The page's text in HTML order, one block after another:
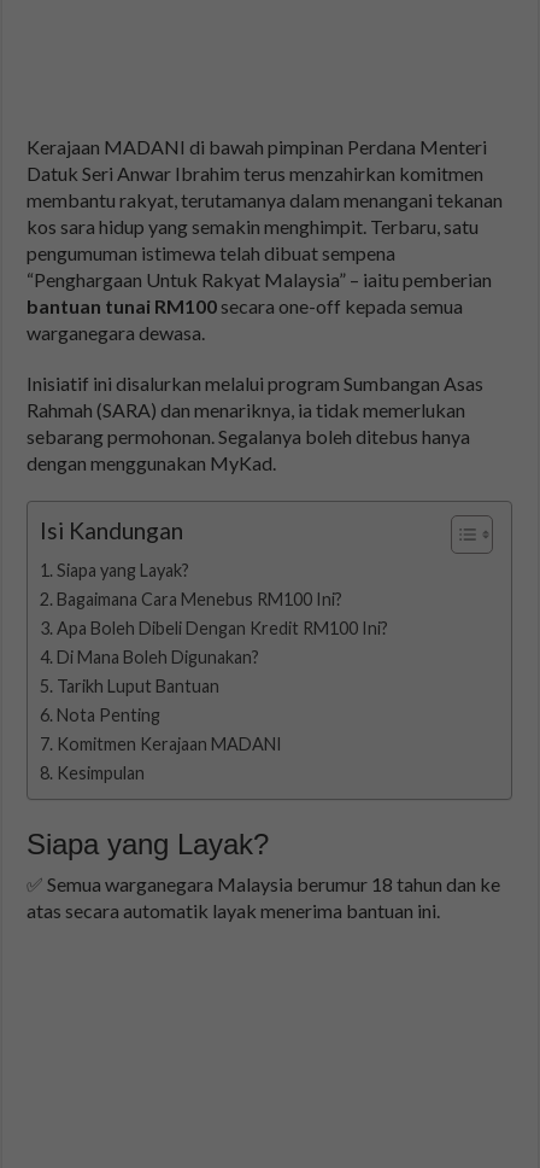
Kerajaan MADANI di bawah pimpinan Perdana Menteri
Datuk Seri Anwar Ibrahim terus menzahirkan komitmen
membantu rakyat, terutamanya dalam menangani tekanan
kos sara hidup yang semakin menghimpit. Terbaru, satu
pengumuman istimewa telah dibuat sempena
“Penghargaan Untuk Rakyat Malaysia” – iaitu pemberian
bantuan tunai RM100 secara one-off kepada semua
warganegara dewasa.
Inisiatif ini disalurkan melalui program Sumbangan Asas
Rahmah (SARA) dan menariknya, ia tidak memerlukan
sebarang permohonan. Segalanya boleh ditebus hanya
dengan menggunakan MyKad.
Isi Kandungan
Siapa yang Layak?
Bagaimana Cara Menebus RM100 Ini?
Apa Boleh Dibeli Dengan Kredit RM100 Ini?
Di Mana Boleh Digunakan?
Tarikh Luput Bantuan
Nota Penting
Komitmen Kerajaan MADANI
Kesimpulan
Siapa yang Layak?
✅ Semua warganegara Malaysia berumur 18 tahun dan ke
atas secara automatik layak menerima bantuan ini.